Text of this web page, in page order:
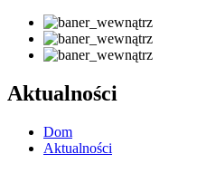
Aktualności
Dom
Aktualności